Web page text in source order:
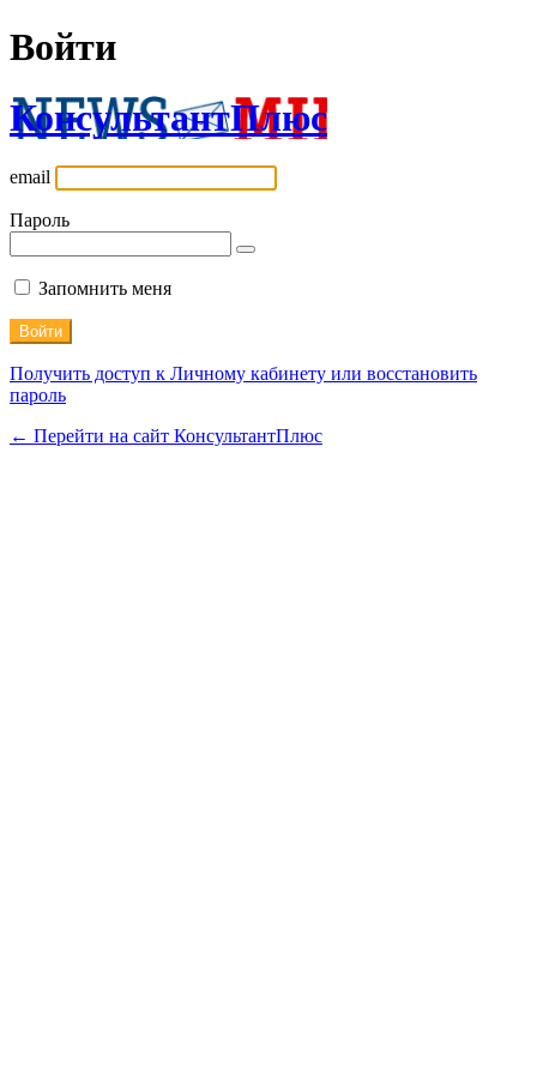
Войти
КонсультантПлюс
email
Пароль
Запомнить меня
Получить доступ к Личному кабинету или восстановить
пароль
← Перейти на сайт КонсультантПлюс